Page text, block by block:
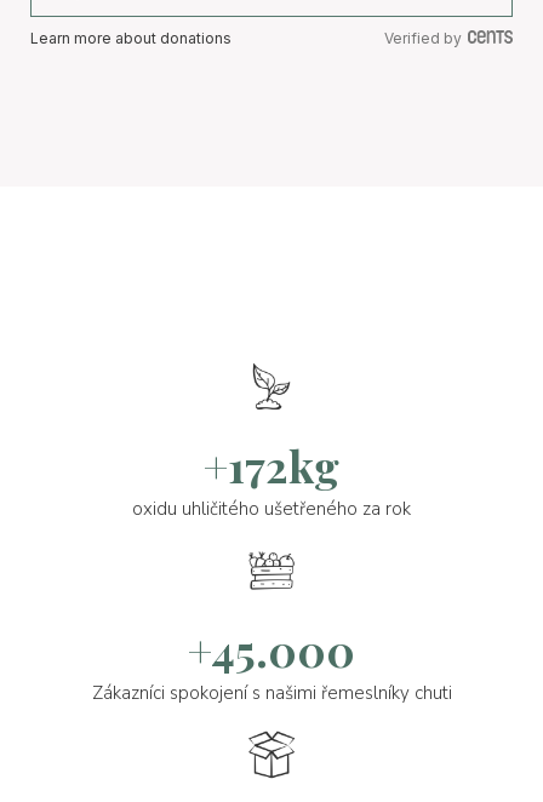
Learn more about donations Verified by
+172kg
oxidu uhličitého ušetřeného za rok
+45.000
Zákazníci spokojení s našimi řemeslníky chuti